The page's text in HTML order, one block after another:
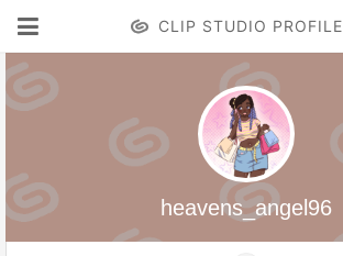
CLIP STUDIO PROFILE
heavens_angel96